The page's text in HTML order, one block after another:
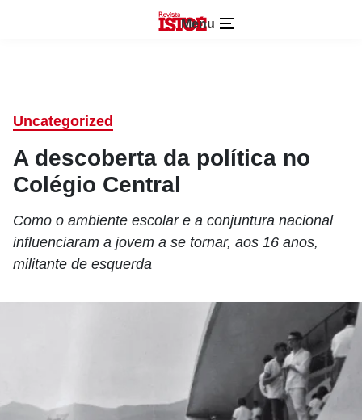
Menu
Uncategorized
A descoberta da política no
Colégio Central
Como o ambiente escolar e a conjuntura nacional
influenciaram a jovem a se tornar, aos 16 anos,
militante de esquerda